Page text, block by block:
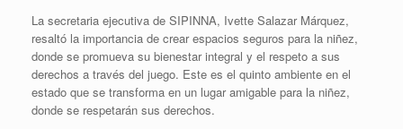
La secretaria ejecutiva de SIPINNA, Ivette Salazar Márquez,
resaltó la importancia de crear espacios seguros para la niñez,
donde se promueva su bienestar integral y el respeto a sus
derechos a través del juego. Este es el quinto ambiente en el
estado que se transforma en un lugar amigable para la niñez,
donde se respetarán sus derechos.